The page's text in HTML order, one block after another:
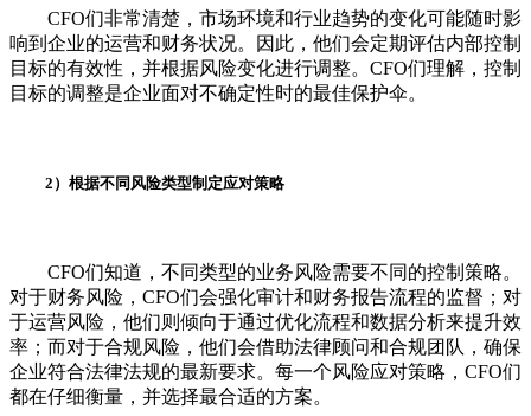
CFO们非常清楚，市场环境和行业趋势的变化可能随时影
响到企业的运营和财务状况。因此，他们会定期评估内部控制
目标的有效性，并根据风险变化进行调整。CFO们理解，控制
目标的调整是企业面对不确定性时的最佳保护伞。
2）根据不同风险类型制定应对策略
CFO们知道，不同类型的业务风险需要不同的控制策略。
对于财务风险，CFO们会强化审计和财务报告流程的监督；对
于运营风险，他们则倾向于通过优化流程和数据分析来提升效
率；而对于合规风险，他们会借助法律顾问和合规团队，确保
企业符合法律法规的最新要求。每一个风险应对策略，CFO们
都在仔细衡量，并选择最合适的方案。